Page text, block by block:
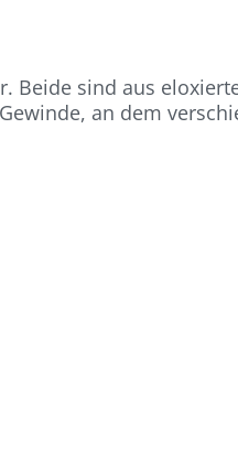
Beide sind aus
an dem